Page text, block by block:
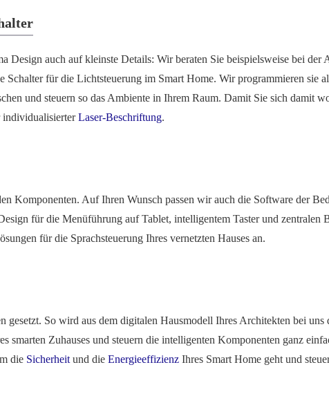
Design auch auf kleinste Details: Wir beraten Sie beispielsweise bei
für die Lichtsteuerung im Smart Home. Wir programmieren sie
und steuern so das Ambiente in Ihrem Raum. Damit Sie sich damit
individualisierterLaser-Beschriftung.
Komponenten. Auf Ihren Wunsch passen wir auch die Software der
für die Menüführung auf Tablet, intelligentem Taster und zentralen
für die Sprachsteuerung Ihres vernetzten Hauses an.
gesetzt. So wird aus dem digitalen Hausmodell Ihres Architekten bei
smarten Zuhauses und steuern die intelligenten Komponenten ganz
die Sicherheit und die Energieeffizienz Ihres Smart Home geht und